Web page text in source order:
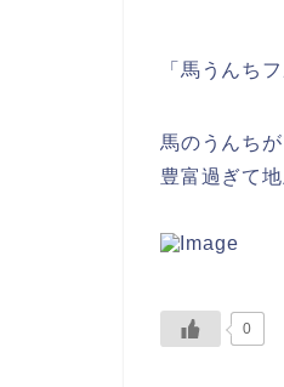
「馬うんち
馬のうんち
豊富過ぎて
0